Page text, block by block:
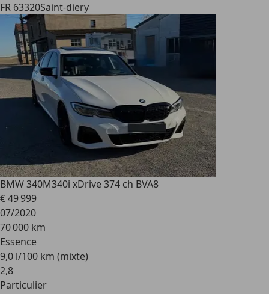
FR 63320Saint-diery
BMW 340M340i xDrive 374 ch BVA8
€ 49 999
07/2020
70 000 km
Essence
9,0 l/100 km (mixte)
2,8
Particulier